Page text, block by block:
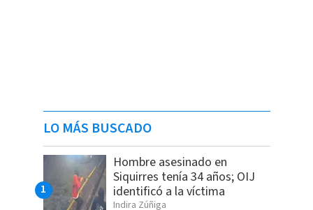
LO MÁS BUSCADO
Hombre asesinado en
Siquirres tenía 34 años; OIJ
identificó a la víctima
Indira Zúñiga